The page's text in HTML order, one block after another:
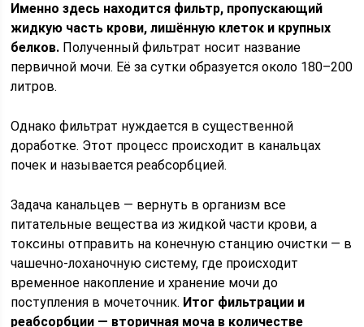
Именно здесь находится фильтр, пропускающий
жидкую часть крови, лишённую клеток и крупных
белков. Полученный фильтрат носит название
первичной мочи. Её за сутки образуется около 180–200
литров.
Однако фильтрат нуждается в существенной
доработке. Этот процесс происходит в канальцах
почек и называется реабсорбцией.
Задача канальцев — вернуть в организм все
питательные вещества из жидкой части крови, а
токсины отправить на конечную станцию очистки — в
чашечно-лоханочную систему, где происходит
временное накопление и хранение мочи до
поступления в мочеточник. Итог фильтрации и
реабсорбции — вторичная моча в количестве